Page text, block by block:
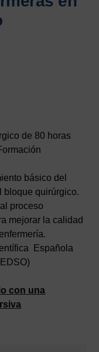
de 80 horas
básico del
bloque quirúrgico.
proceso
mejorar la calidad
Española
con una